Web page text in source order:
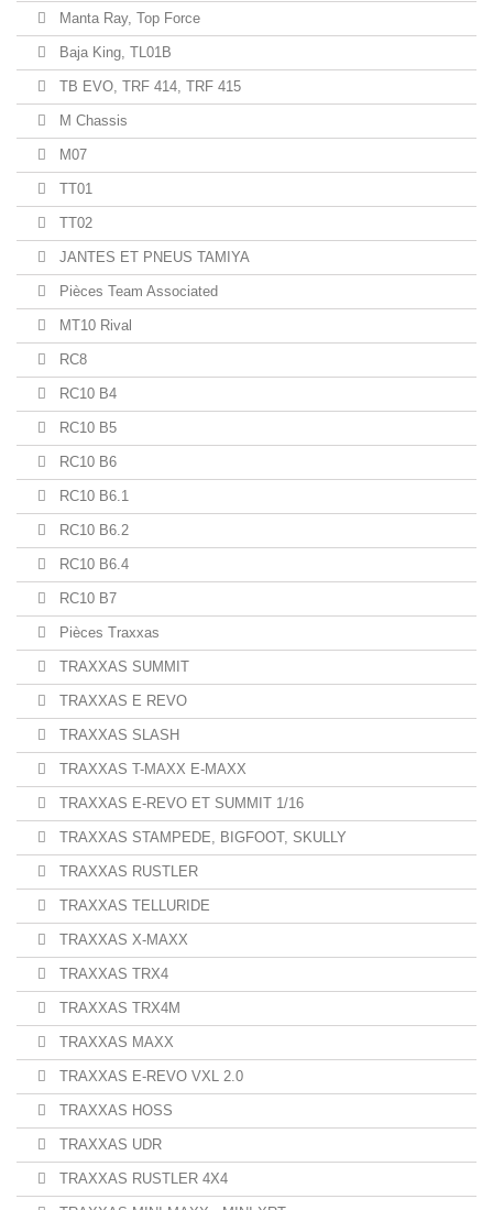
Manta Ray, Top Force
Baja King, TL01B
TB EVO, TRF 414, TRF 415
M Chassis
M07
TT01
TT02
JANTES ET PNEUS TAMIYA
Pièces Team Associated
MT10 Rival
RC8
RC10 B4
RC10 B5
RC10 B6
RC10 B6.1
RC10 B6.2
RC10 B6.4
RC10 B7
Pièces Traxxas
TRAXXAS SUMMIT
TRAXXAS E REVO
TRAXXAS SLASH
TRAXXAS T-MAXX E-MAXX
TRAXXAS E-REVO ET SUMMIT 1/16
TRAXXAS STAMPEDE, BIGFOOT, SKULLY
TRAXXAS RUSTLER
TRAXXAS TELLURIDE
TRAXXAS X-MAXX
TRAXXAS TRX4
TRAXXAS TRX4M
TRAXXAS MAXX
TRAXXAS E-REVO VXL 2.0
TRAXXAS HOSS
TRAXXAS UDR
TRAXXAS RUSTLER 4X4